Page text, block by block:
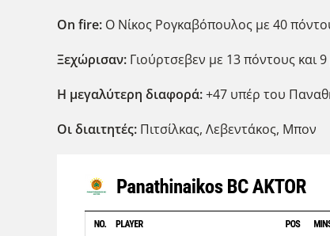
On fire: Ο Νίκος Ρογκαβόπουλος με 40
Ξεχώρισαν: Γιούρτσεβεν με 13 πόντους και
Η μεγαλύτερη διαφορά:+47 υπέρ του
Οι διαιτητές: Πιτσίλκας, Λεβεντάκος, Μπον